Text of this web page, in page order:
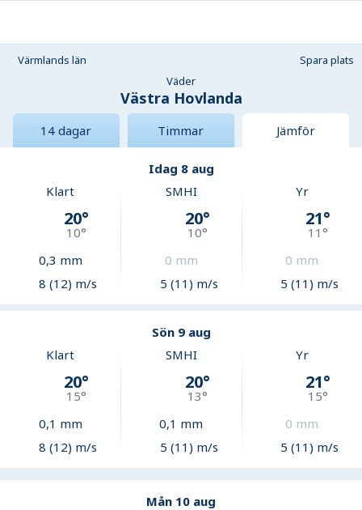
Värmlands län
Spara plats
Väder
Västra Hovlanda
14 dagar Timmar Jämför
Idag 8 aug
Klart
20°
10°
0,3 mm
8 (12) m/s
SMHI
20°
10°
0 mm
5 (11) m/s
Yr
21°
11°
0 mm
5 (11) m/s
Sön 9 aug
Klart
20°
15°
0,1 mm
8 (12) m/s
SMHI
20°
13°
0,1 mm
5 (11) m/s
Yr
21°
15°
0 mm
5 (11) m/s
Mån 10 aug